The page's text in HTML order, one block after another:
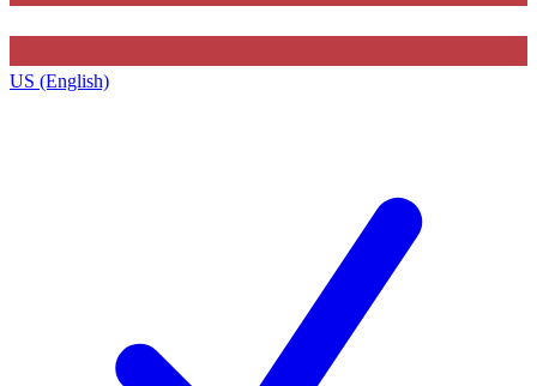
US (English)